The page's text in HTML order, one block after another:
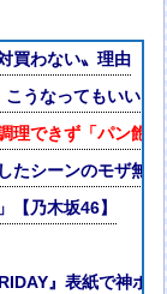
買わない〟理由
うなってもいい？
理できず「パン飽
たシーンのモザ無
【乃木坂46】
』表紙で神ボ